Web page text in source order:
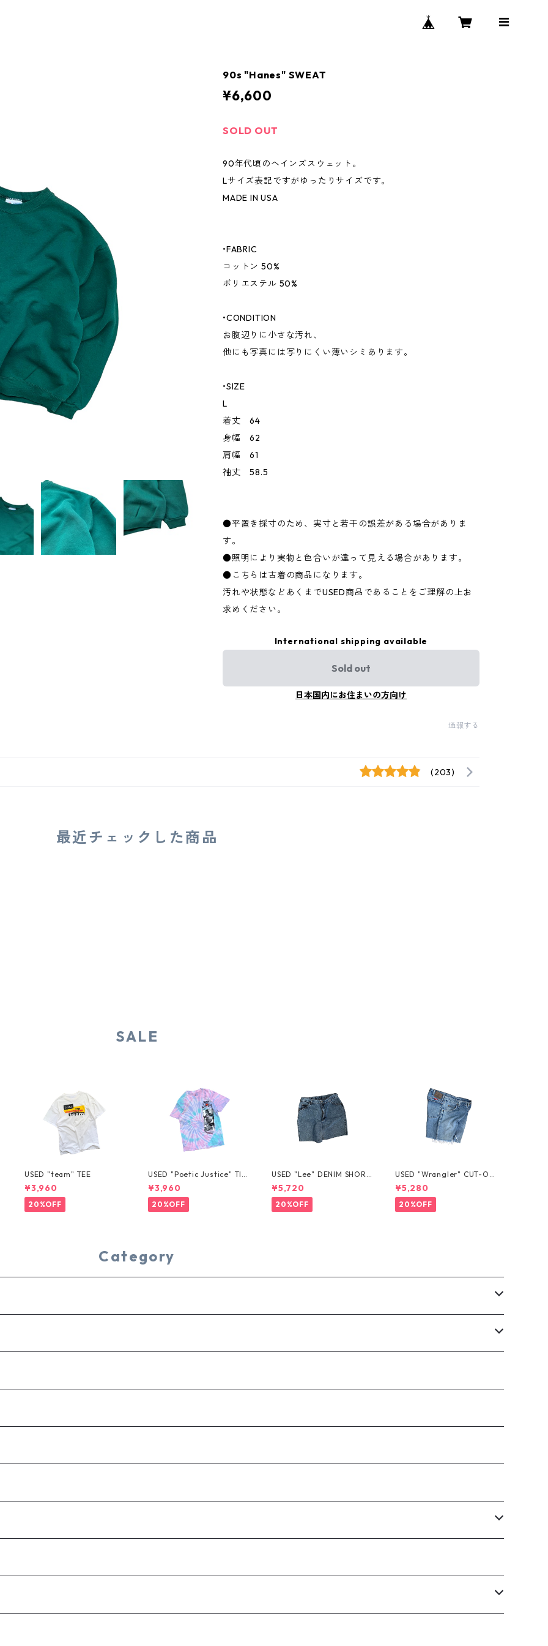
90s "Hanes" SWEAT
¥6,600
SOLD OUT
90年代頃のヘインズスウェット。
Lサイズ表記ですがゆったりサイズです。
MADE IN USA
•FABRIC
コットン 50%
ポリエステル 50%
•CONDITION
お腹辺りに小さな汚れ、
他にも写真には写りにくい薄いシミあります。
•SIZE
L
着丈 64
身幅 62
肩幅 61
袖丈 58.5
●平置き採寸のため、実寸と若干の誤差がある場合がありま
す。
●照明により実物と色合いが違って見える場合があります。
●こちらは古着の商品になります。
汚れや状態などあくまでUSED商品であることをご理解の上お
求めください。
International shipping available
Sold out
日本国内にお住まいの方向け
通報する
(203)
最近チェックした商品
SALE
USED "team" TEE
¥3,960
20%OFF
USED "Poetic Justice" TIE
-DYE TEE
¥3,960
20%OFF
USED "Lee" DENIM SHORT
S
¥5,720
20%OFF
USED "Wrangler" CUT-OF
F DENIM SHORTS
¥5,280
20%OFF
Category